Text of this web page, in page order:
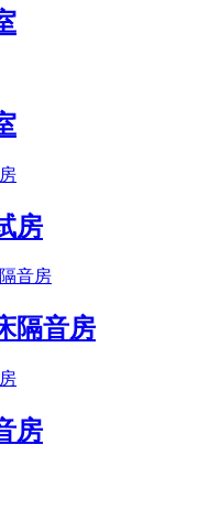
房
隔音房
房